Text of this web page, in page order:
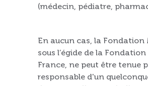
(médecin, pédiatre,
En aucun cas, la Fondation
sous l’égide de la Fondation
France, ne peut être tenue
responsable d'un